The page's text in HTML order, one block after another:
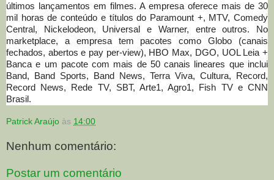
últimos lançamentos em filmes. A empresa oferece mais de 30
mil horas de conteúdo e títulos do Paramount +, MTV, Comedy
Central, Nickelodeon, Universal e Warner, entre outros. No
marketplace, a empresa tem pacotes como Globo (canais
fechados, abertos e pay per-view), HBO Max, DGO, UOL Leia +
Banca e um pacote com mais de 50 canais lineares que inclui
Band, Band Sports, Band News, Terra Viva, Cultura, Record,
Record News, Rede TV, SBT, Arte1, Agro1, Fish TV e CNN
Brasil.
Patrick Araújo às 14:00
Nenhum comentário:
Postar um comentário